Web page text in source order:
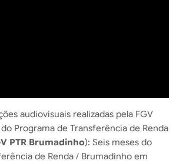
audiovisuais realizadas pela FGV
Programa de Transferência de Renda
PTR Brumadinho): Seis meses do
de Renda / Brumadinho em